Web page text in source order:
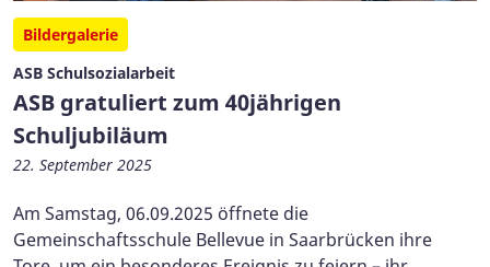
Bildergalerie
ASB Schulsozialarbeit
ASB gratuliert zum 40jährigen
Schuljubiläum
22. September 2025
Am Samstag, 06.09.2025 öffnete die
Gemeinschaftsschule Bellevue in Saarbrücken ihre